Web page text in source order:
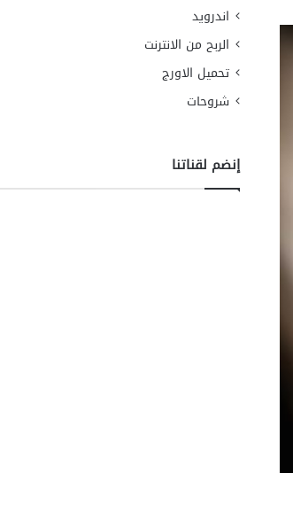
اندرويد
الربح من الانترنت
تحميل الاورج
شروحات
إنضم لقناتنا